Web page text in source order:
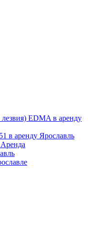
EDMA в аренду
в аренду Ярославль